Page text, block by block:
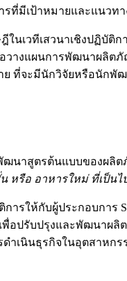
ที่มีเป้าหมายและแนวท
นเวทีเสวนาเชิงปฏิบัติก
วางแผนการพัฒนาผลิ
ที่จะมีนักวิจัยหรือนักพั
ฒนาสูตรต้นแบบของผลิต
รือ อาหารใหม่ ที่เป็น
ารให้กับผู้ประกอบก
ปรับปรุงและพัฒนาผ
ำเนินธุรกิจในอุตสาหก